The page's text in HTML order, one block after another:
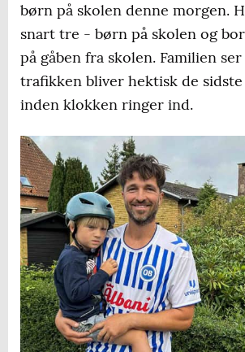
børn på skolen denne morgen.
snart tre - børn på skolen og
på gåben fra skolen. Familien
trafikken bliver hektisk de
inden klokken ringer ind.